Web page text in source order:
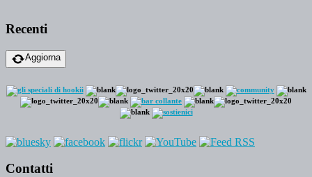
Recenti
Aggiorna
Contatti